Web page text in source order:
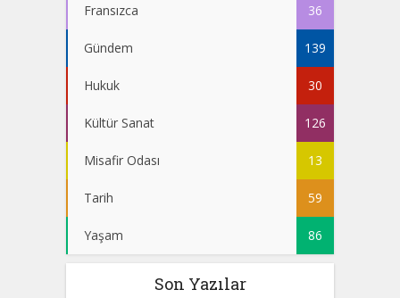
Fransızca 36
Gündem 139
Hukuk 30
Kültür Sanat 126
Misafir Odası 13
Tarih 59
Yaşam 86
Son Yazılar